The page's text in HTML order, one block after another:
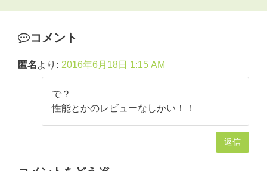
コメント
匿名 より: 2016年6月18日 1:15 AM
で？
性能とかのレビューなしかい！！
返信